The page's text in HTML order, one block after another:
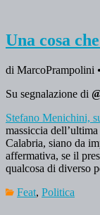
Una cosa
di MarcoPrampolini
Su segnalazione di
Stefano Menichini,
massiccia
Calabria, siano da
affermativa, se il
qualcosa di diverso
Feat, Politica